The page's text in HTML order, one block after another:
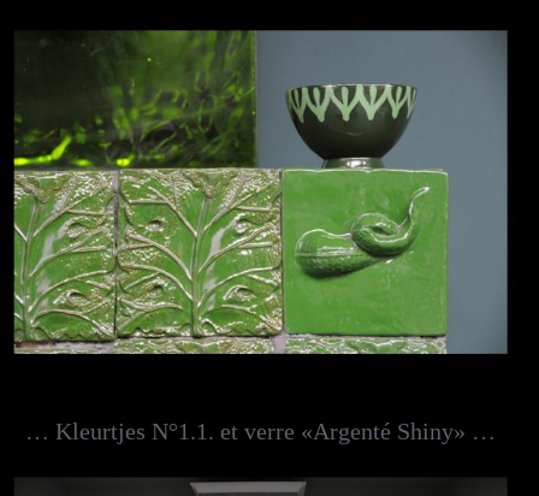
… Kleurtjes N°1.1. et verre «Argenté Shiny» …